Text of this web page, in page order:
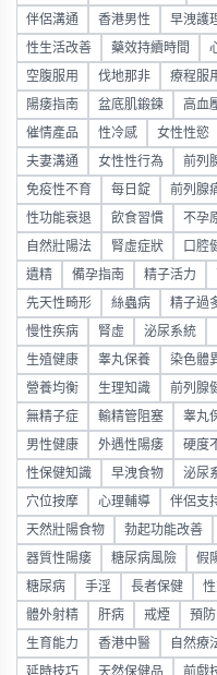
伴侶溝通 香港男性 早洩護
性生活改善 藥效持續時間
空腹服用 伐地那非 療程服
陽痿指南 盆底肌鍛鍊 高血
催情產品 性冷感 女性性慾
夫妻溝通 女性性行為 前列
免疫性不育 每日錠 前列腺
性功能衰退 飲食習慣 不孕
自然壯陽法 腎虛症狀 口腔
遺精 備孕指南 精子活力
先天性畸形 絲蟲病 精子過
慢性疾病 腎虛 泌尿系統
生殖健康 睾丸保養 染色體
營養均衡 生理知識 前列腺
無精子症 輸精管阻塞 睾丸
男性健康 外遇性陽痿 硬度
性保健知識 早洩食物 泌尿
穴位按摩 心理輔導 伴侶支
天然壯陽食物 勃起功能改善
器質性陽痿 糖尿病風險 假
糖尿病 手淫 長者保健
體外射精 肝病 戒煙 預
生育能力 香港中醫 自然療
延時技巧 天然保健品 前戲